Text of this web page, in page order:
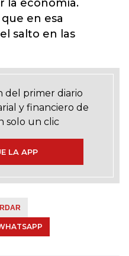
la economía.
en esa
salto en las
del primer diario
y financiero de
solo un clic
LA APP